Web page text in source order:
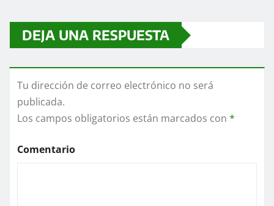
DEJA UNA RESPUESTA
Tu dirección de correo electrónico no será
publicada.
Los campos obligatorios están marcados con *
Comentario